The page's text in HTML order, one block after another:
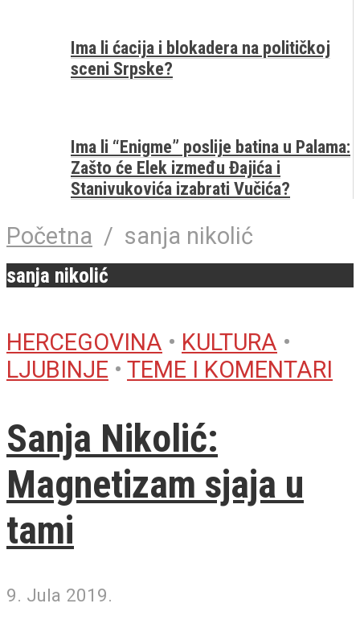
Ima li ćacija i blokadera na političkoj
sceni Srpske?
Ima li “Enigme” poslije batina u Palama:
Zašto će Elek između Đajića i
Stanivukovića izabrati Vučića?
Početna / sanja nikolić
sanja nikolić
HERCEGOVINA • KULTURA •
LJUBINJE • TEME I KOMENTARI
Sanja Nikolić:
Magnetizam sjaja u
tami
9. Jula 2019.